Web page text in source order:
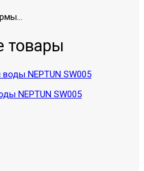
товары
NEPTUN SW005